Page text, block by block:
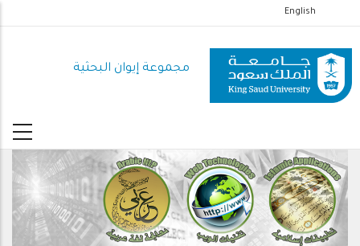
إلى
المحتوى
الرئيسي
English
مجموعة إيوان البحثية
ايوان 7